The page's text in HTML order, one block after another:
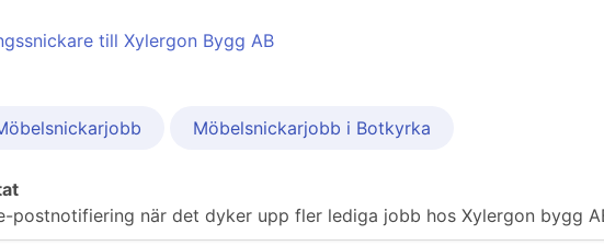
till Xylergon Bygg AB
Möbelsnickarjobb i Botkyrka
postnotifiering när det dyker upp fler lediga jobb hos Xylergon bygg